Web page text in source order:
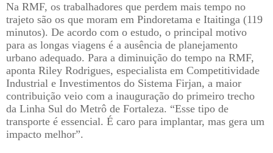
Na RMF, os trabalhadores que perdem mais tempo no
trajeto são os que moram em Pindoretama e Itaitinga (119
minutos). De acordo com o estudo, o principal motivo
para as longas viagens é a ausência de planejamento
urbano adequado. Para a diminuição do tempo na RMF,
aponta Riley Rodrigues, especialista em Competitividade
Industrial e Investimentos do Sistema Firjan, a maior
contribuição veio com a inauguração do primeiro trecho
da Linha Sul do Metrô de Fortaleza. “Esse tipo de
transporte é essencial. É caro para implantar, mas gera um
impacto melhor”.